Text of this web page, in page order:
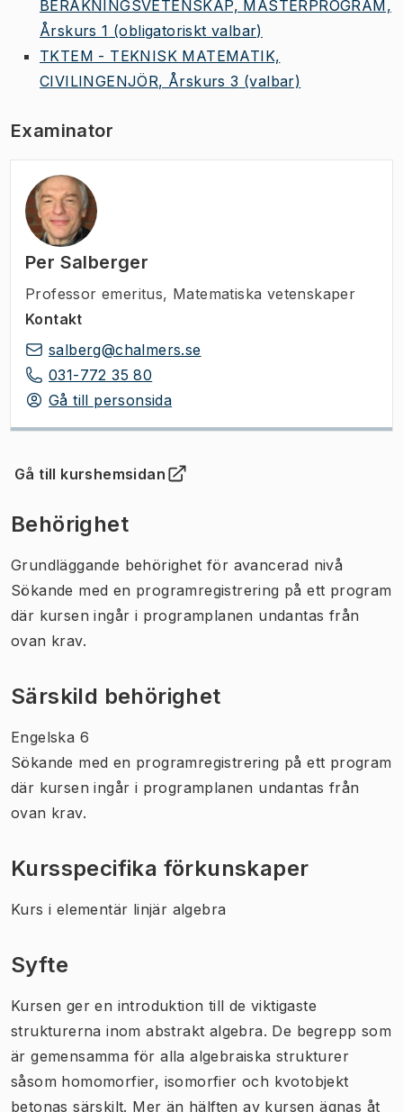
BERÄKNINGSVETENSKAP, MASTERPROGRAM,
Årskurs 1 (obligatoriskt valbar)
TKTEM - TEKNISK MATEMATIK,
CIVILINGENJÖR, Årskurs 3 (valbar)
Examinator
Per Salberger
Professor emeritus, Matematiska vetenskaper
Kontakt
salberg@chalmers.se
031-772 35 80
Gå till personsida
Gå till kurshemsidan
(Öppnas i ny flik)
Behörighet
Grundläggande behörighet för avancerad nivå
Sökande med en programregistrering på ett program
där kursen ingår i programplanen undantas från
ovan krav.
Särskild behörighet
Engelska 6
Sökande med en programregistrering på ett program
där kursen ingår i programplanen undantas från
ovan krav.
Kursspecifika förkunskaper
Kurs i elementär linjär algebra
Syfte
Kursen ger en introduktion till de viktigaste
strukturerna inom abstrakt algebra. De begrepp som
är gemensamma för alla algebraiska strukturer
såsom homomorfier, isomorfier och kvotobjekt
betonas särskilt. Mer än hälften av kursen ägnas åt